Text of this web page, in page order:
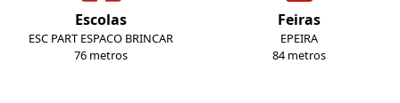
Escolas
ESC PART ESPACO BRINCAR
76 metros
Feiras
EPEIRA
84 metros